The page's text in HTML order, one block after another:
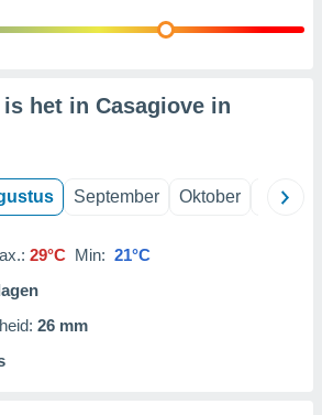
het in Casagiove in
September Oktober
29°C Min: 21°C
26 mm